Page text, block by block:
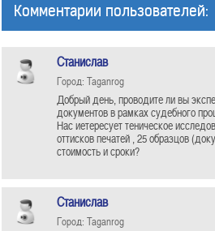
Комментарии пользователей:
Станислав
Город: Taganrog
Добрый день, проводите ли вы
документов в рамках судебного
Нас иетересует теническое
оттисков печатей , 25 образцов
стоимость и сроки?
Станислав
Город: Taganrog